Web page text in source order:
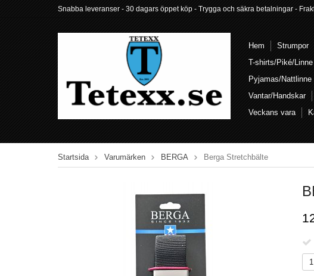
Snabba leveranser - 30 dagars öppet köp - Trygga och säkra betalningar -
Hem Strumpor
T-shirts/Piké/Linne
Pyjamas/Nattlinne
Vantar/Handskar
Veckans vara
Startsida Varumärken BERGA Berga Stretchbälte